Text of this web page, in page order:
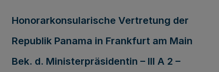
Honorarkonsularische Vertretung der
Republik Panama in Frankfurt am Main
Bek. d. Ministerpräsidentin – III A 2 –